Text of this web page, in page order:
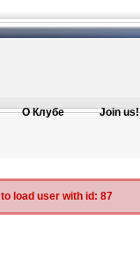
О Клубе Join us!
load user with id: 87